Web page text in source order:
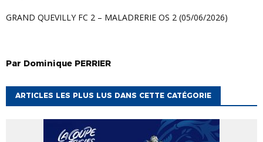
GRAND QUEVILLY FC 2 – MALADRERIE OS 2 (05/06/2026)
Par Dominique PERRIER
ARTICLES LES PLUS LUS DANS CETTE CATÉGORIE